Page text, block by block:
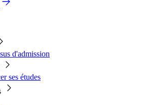
d'admission
ses études